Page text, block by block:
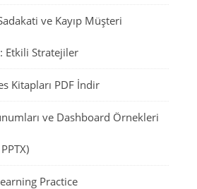
ve Kayıp Müşteri
Etkili Stratejiler
Kitapları PDF İndir
ve Dashboard Örnekleri
Practice